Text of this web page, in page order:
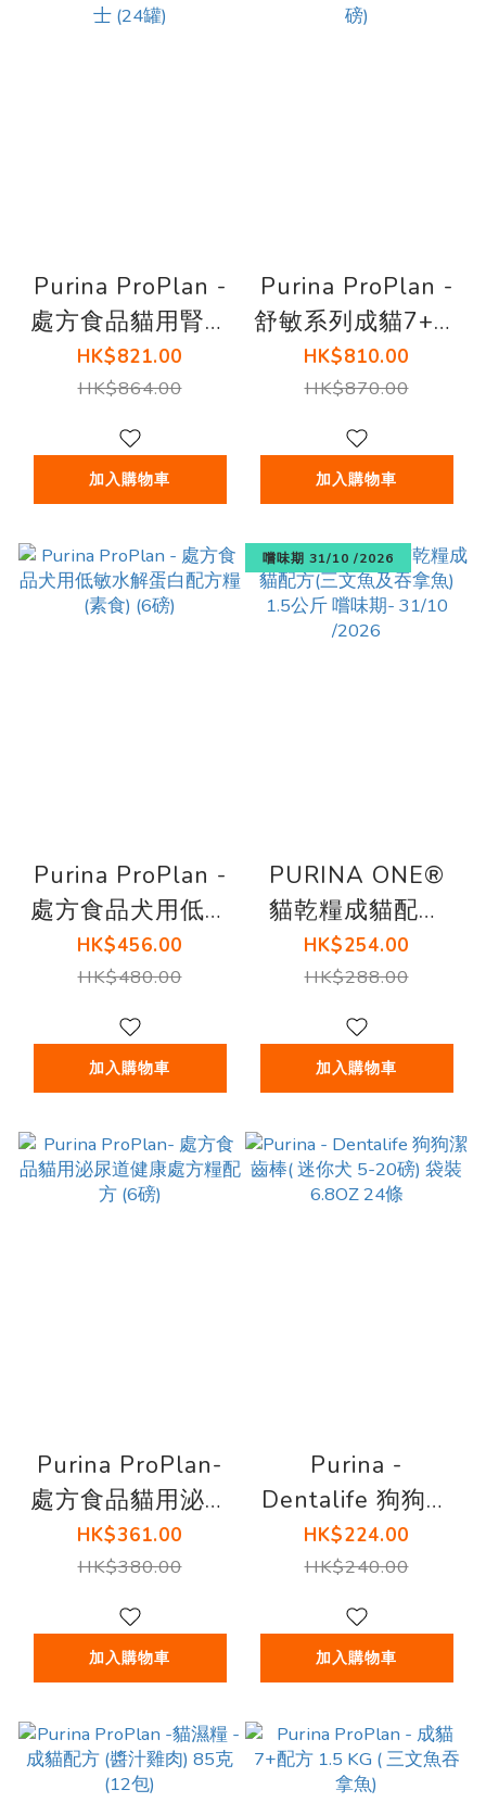
Purina ProPlan -
處方食品貓用腎臟
護理罐頭 5.5安士
(24罐)
HK$821.00
HK$864.00
加入購物車
Purina ProPlan -
舒敏系列成貓7+配
方 (雞肉) (3.2磅)
HK$810.00
HK$870.00
加入購物車
Purina ProPlan -
處方食品犬用低敏
水解蛋白配方糧
(素食) (6磅)
HK$456.00
HK$480.00
加入購物車
嚐味期 31/10 /2026
PURINA ONE®
貓乾糧成貓配方
(三文魚及吞拿魚)
1.5公斤 嚐味期-
31/10 /2026
HK$254.00
HK$288.00
加入購物車
Purina ProPlan-
處方食品貓用泌尿
道健康處方糧配方
(6磅)
HK$361.00
HK$380.00
加入購物車
Purina -
Dentalife 狗狗潔
齒棒( 迷你犬 5-20
磅) 袋裝 6.8OZ 24
條
HK$224.00
HK$240.00
加入購物車